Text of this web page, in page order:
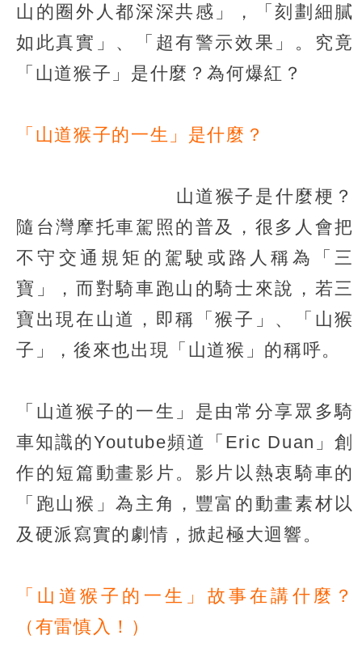
山的圈外人都深深共感」，「刻劃細膩
如此真實」、「超有警示效果」。究竟
「山道猴子」是什麼？為何爆紅？
「山道猴子的一生」是什麼？
山道猴子是什麼梗？
隨台灣摩托車駕照的普及，很多人會把
不守交通規矩的駕駛或路人稱為「三
寶」，而對騎車跑山的騎士來說，若三
寶出現在山道，即稱「猴子」、「山猴
子」，後來也出現「山道猴」的稱呼。
「山道猴子的一生」是由常分享眾多騎
車知識的Youtube頻道「Eric Duan」創
作的短篇動畫影片。影片以熱衷騎車的
「跑山猴」為主角，豐富的動畫素材以
及硬派寫實的劇情，掀起極大迴響。
「山道猴子的一生」故事在講什麼？
（有雷慎入！）